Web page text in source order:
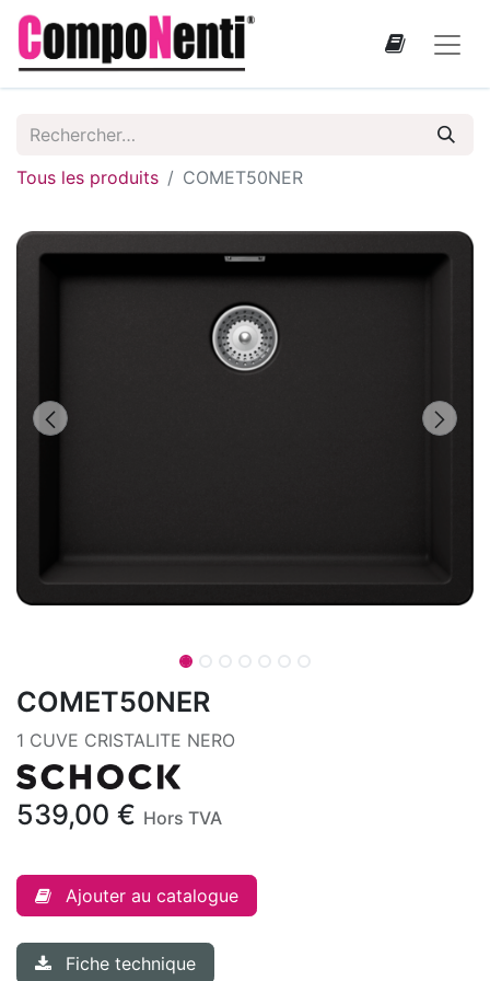
Tous les produits COMET50NER
COMET50NER
1 CUVE CRISTALITE NERO
539,00 € Hors TVA
Ajouter au catalogue
Fiche technique